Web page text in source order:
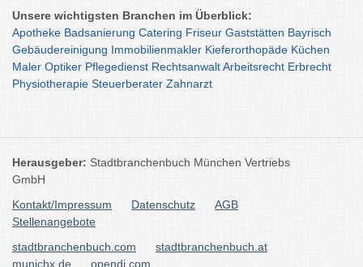
Unsere wichtigsten Branchen im Überblick:
Apotheke Badsanierung Catering Friseur Gaststätten Bayrisch
Gebäudereinigung Immobilienmakler Kieferorthopäde Küchen
Maler Optiker Pflegedienst RechtsanwaltArbeitsrecht Erbrecht
Physiotherapie Steuerberater Zahnarzt
Herausgeber: Stadtbranchenbuch München Vertriebs
GmbH
Kontakt/Impressum
Datenschutz
AGB
Stellenangebote
stadtbranchenbuch.com
stadtbranchenbuch.at
munichx.de
opendi.com